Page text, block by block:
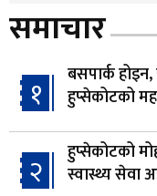
समाचार
१
बसपार्क
हुप्सेकोटको
२
हुप्सेकोटको
स्वास्थ्य सेवा